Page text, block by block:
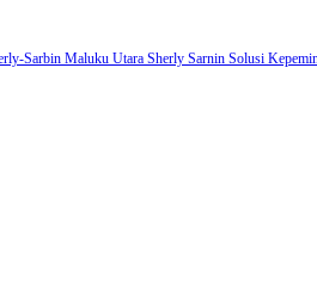
Sarbin Maluku Utara Sherly Sarnin Solusi